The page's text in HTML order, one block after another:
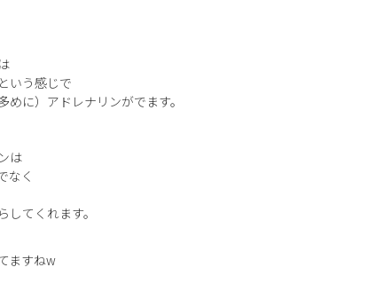
いう感じで
めに）アドレナリンがでます。
は
なく
してくれます。
ますねw